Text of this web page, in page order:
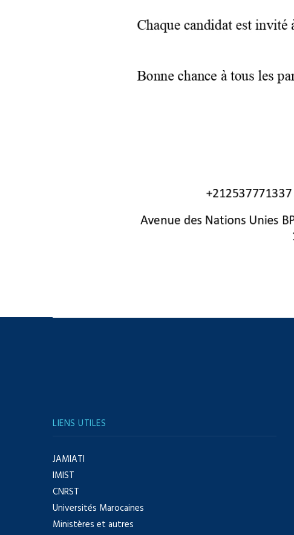
LIENS UTILES
JAMIATI
IMIST
CNRST
Universités Marocaines
Ministères et autres